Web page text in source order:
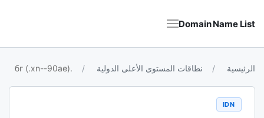
Domain Name List
الرئيسية نطاقات المستوى الأعلى الدولية .бг (.xn--90ae)
IDN